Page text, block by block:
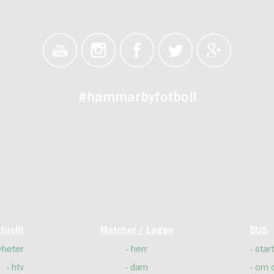
#hammarbyfotboll
htv
Matcher / Lagen
herr
dam
BUS
start
om